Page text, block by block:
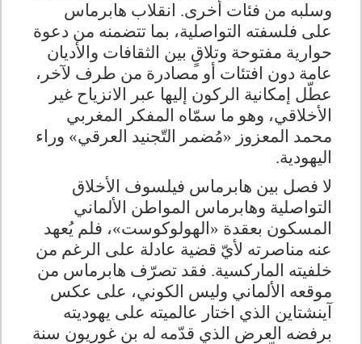
وسلبه من فئات أخرى. انقلاب هابرماس
على فلسفته التواصلية، بما تتضمنه من دعوة
حوارية مفتوحة وتلاقٍ بين الثقافات والأديان
عامة دون افتئات أو مصادرة من طرف لآخر،
عطّل إمكانية الركون إليها عبر الانزياح غير
الأخلاقي، وهو ما سمّاه المفكر المغربي
محمد المعزوز «مُضمر التّجنيد العرقي» وراء
اليهودية.
لا فصل بين هابرماس فيلسوف الأخلاق
التواصلية وهابرماس المواطن الألماني
المسكون بعقدة «الهولوكوست»، فلم يُعهد
عنه مناصرته لأيّ قضية عادلة على الرغم من
خلفيته الماركسية. فقد تصرّف هابرماس من
موقعه الألماني وليس الكوني، على عكس
آينشتاين الذي اختار عالميته على يهوديته
برفضه العرض الذي قدّمه له بن غوريون سنة